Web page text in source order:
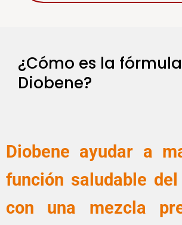
¿Cómo es la
Diobene?
Diobene ayudar a
función saludable del
con una mezcla